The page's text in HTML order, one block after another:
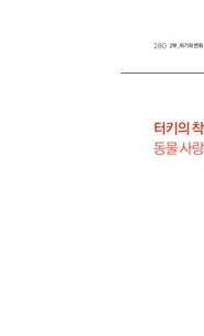
즐거움이
식량난 속
산업 디지
실리콘밸